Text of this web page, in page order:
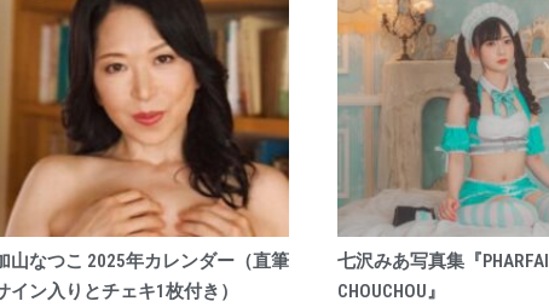
山なつこ 2025年カレンダー（直筆
イン入りとチェキ1枚付き）
七沢みあ写真集『
CHOUCHOU』